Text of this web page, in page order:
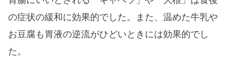
の症状の緩和に効果的でした。また、温めた牛乳や
お豆腐も胃液の逆流がひどいときには効果的でし
た。